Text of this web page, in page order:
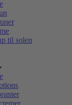
til solen